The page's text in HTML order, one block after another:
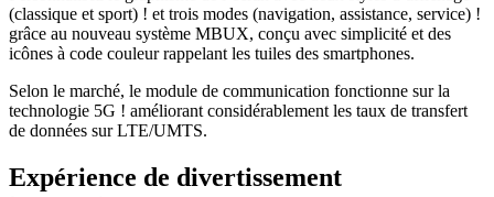
(classique et sport) ! et trois modes (navigation, assistance, service) !
grâce au nouveau système MBUX, conçu avec simplicité et des
icônes à code couleur rappelant les tuiles des smartphones.
Selon le marché, le module de communication fonctionne sur la
technologie 5G ! améliorant considérablement les taux de transfert
de données sur LTE/UMTS.
Expérience de divertissement